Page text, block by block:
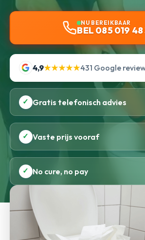
NU BEREIKBAAR
BEL 085 019 48
4,9★★★★★431 Google
✓ Gratis telefonisch advies
✓ Vaste prijs vooraf
✓ No cure, no pay